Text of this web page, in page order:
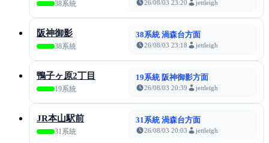
38系統 26/08/03 23:20 jettleigh
阪神御影
38系統
38系統 渦森台方面
26/08/03 23:18 jettleigh
鴨子ヶ原2丁目
19系統
19系統 阪神御影方面
26/08/03 20:39 jettleigh
JR本山駅前
31系統
31系統 渦森台方面
26/08/03 20:03 jettleigh